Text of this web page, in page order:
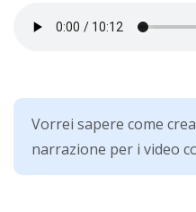
Vorrei sapere come
narrazione per i video